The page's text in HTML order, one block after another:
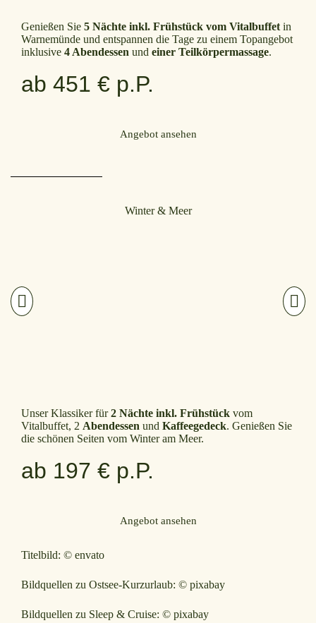
Genießen Sie 5 Nächte inkl. Frühstück vom Vitalbuffet in
Warnemünde und entspannen die Tage zu einem Topangebot
inklusive 4 Abendessen und einer Teilkörpermassage.
ab 451 € p.P.
Angebot ansehen
Winter & Meer
Unser Klassiker für2 Nächte inkl. Frühstück vom
Vitalbuffet, 2 Abendessen und Kaffeegedeck. Genießen Sie
die schönen Seiten vom Winter am Meer.
ab 197 € p.P.
Angebot ansehen
Titelbild: © envato
Bildquellen zu Ostsee-Kurzurlaub: © pixabay
Bildquellen zu Sleep & Cruise: © pixabay